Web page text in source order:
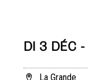
DI 3 DÉC -
La Grande